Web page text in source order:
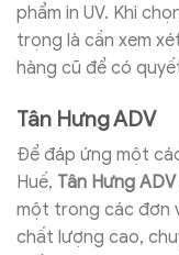
phẩm in UV. Khi
trọng là cần xem
hàng cũ để có
Tân Hưng ADV
Để đáp ứng một
Huế, Tân Hưng ADV
một trong các đơn
chất lượng cao,